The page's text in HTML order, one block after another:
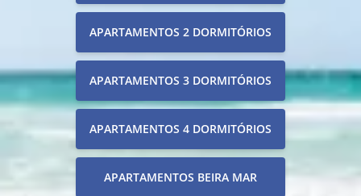
APARTAMENTOS 2 DORMITÓRIOS
APARTAMENTOS 3 DORMITÓRIOS
APARTAMENTOS 4 DORMITÓRIOS
APARTAMENTOS BEIRA MAR